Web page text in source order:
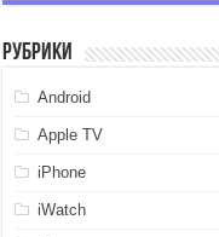
Рубрики
Android
Apple TV
iPhone
iWatch